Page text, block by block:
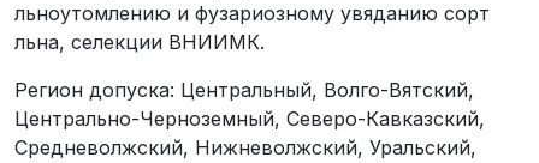
льноутомлению и фузариозному увяданию сорт
льна, селекции ВНИИМК.
Регион допуска: Центральный, Волго-Вятский,
Центрально-Черноземный, Северо-Кавказский,
Средневолжский, Нижневолжский, Уральский,